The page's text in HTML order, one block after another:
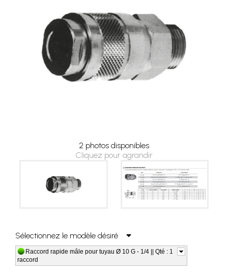
2 photos disponibles
Cliquez pour agrandir
Sélectionnez le modèle désiré
Raccord rapide mâle pour tuyau Ø 10 G - 1/4 || Qté : 1
raccord